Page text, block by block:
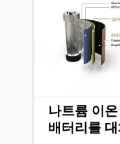
나트륨 이
배터리를